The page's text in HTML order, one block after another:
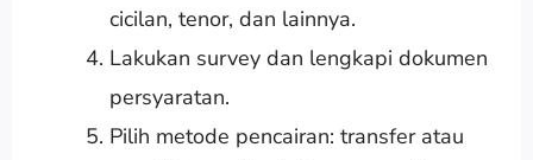
cicilan, tenor, dan lainnya.
Lakukan survey dan lengkapi dokumen
persyaratan.
Pilih metode pencairan: transfer atau